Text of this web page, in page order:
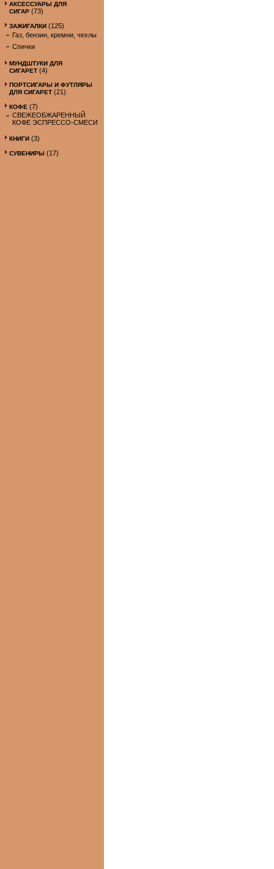
АКСЕССУАРЫ ДЛЯ
СИГАР (73)
ЗАЖИГАЛКИ (125)
Газ, бензин, кремни, чехлы
Спички
МУНДШТУКИ ДЛЯ
СИГАРЕТ (4)
ПОРТСИГАРЫ И ФУТЛЯРЫ
ДЛЯ СИГАРЕТ (21)
КОФЕ (7)
СВЕЖЕОБЖАРЕННЫЙ
КОФЕ ЭСПРЕССО-СМЕСИ
КНИГИ (3)
СУВЕНИРЫ (17)